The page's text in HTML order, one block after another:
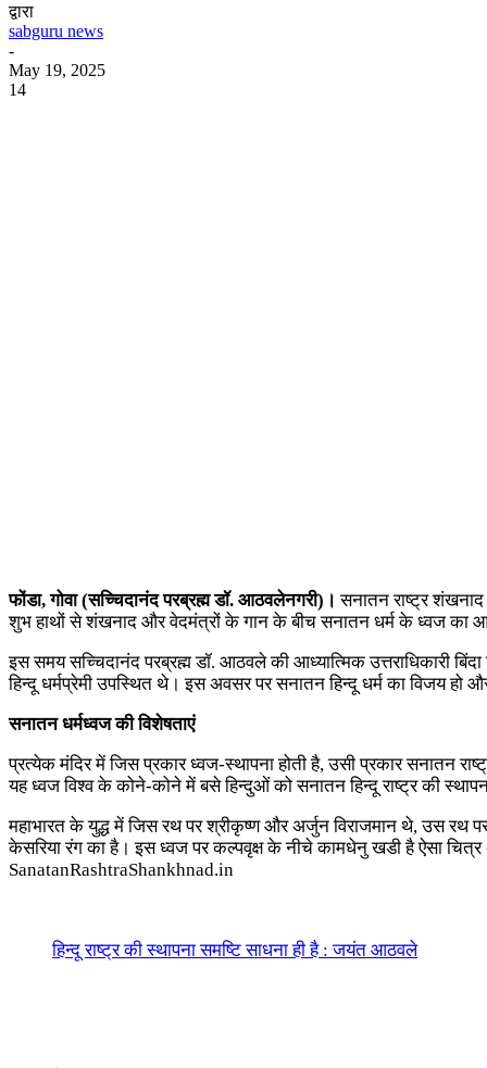
द्वारा
sabguru news
-
May 19, 2025
14
फोंडा, गोवा (सच्‍चिदानंद परब्रह्म डॉ. आठवलेनगरी)। सनातन राष्‍ट्र
शुभ हाथों से शंखनाद और वेदमंत्रों के गान के बीच सनातन धर्म के ध्‍वज का
इस समय सच्‍चिदानंद परब्रह्म डॉ. आठवले की आध्‍यात्‍मिक उत्तराधिकारी
हिन्‍दू धर्मप्रेमी उपस्‍थित थे। इस अवसर पर सनातन हिन्‍दू धर्म का विजय हो
सनातन धर्मध्‍वज की विशेषताएं
प्रत्‍येक मंदिर में जिस प्रकार ध्‍वज-स्‍थापना होती है, उसी प्रकार सनातन
यह ध्‍वज विश्‍व के कोने-कोने में बसे हिन्‍दुओं को सनातन हिन्‍दू राष्‍ट्र की
महाभारत के युद्ध में जिस रथ पर श्रीकृष्‍ण और अर्जुन विराजमान थे, उस रथ
केसरिया रंग का है। इस ध्‍वज पर कल्‍पवृक्ष के नीचे कामधेनु खडी है ऐसा
SanatanRashtraShankhnad.in
हिन्दू राष्ट्र की स्थापना समष्टि साधना ही है : जयंत आठवले